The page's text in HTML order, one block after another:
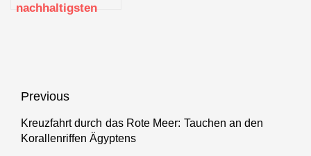
nachhaltigsten
gekürt
Beitragsnavigation
Previous
Previous
post:
Kreuzfahrt durch das Rote Meer: Tauchen an den
Korallenriffen Ägyptens